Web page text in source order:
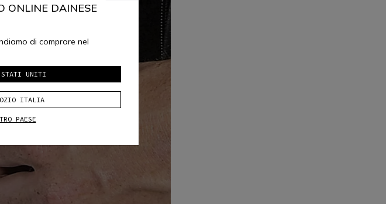
ONLINE DAINESE
di comprare nel
STATI UNITI
ITALIA
PAESE